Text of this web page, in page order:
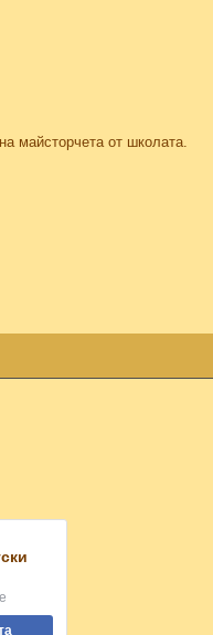
майсторчета от школата.